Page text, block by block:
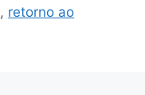
, retorno ao